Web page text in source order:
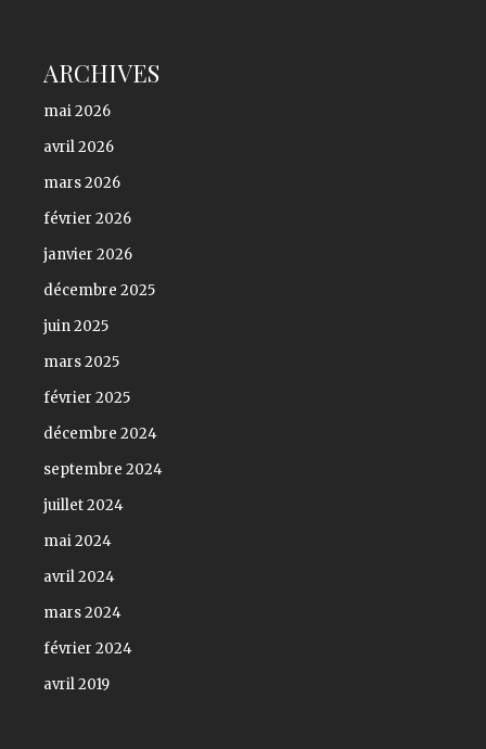
ARCHIVES
mai 2026
avril 2026
mars 2026
février 2026
janvier 2026
décembre 2025
juin 2025
mars 2025
février 2025
décembre 2024
septembre 2024
juillet 2024
mai 2024
avril 2024
mars 2024
février 2024
avril 2019